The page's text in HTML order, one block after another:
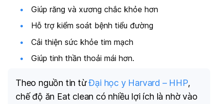
Giúp răng và xương chắc khỏe hơn
Hỗ trợ kiểm soát bệnh tiểu đường
Cải thiện sức khỏe tim mạch
Giúp tinh thần thoải mái hơn.
Theo nguồn tin từĐại học y Harvard – HHP,
chế độ ăn Eat clean có nhiều lợi ích là nhờ vào